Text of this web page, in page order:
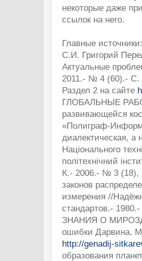
некоторые даже
ссылок на него.
Главные
С.И. Григорий
Актуальные
2011.- № 4 (60).- С.
Раздел 2 на сайте
ГЛОБАЛЬНЫЕ
развивающейся
«Полиграф-
диалектическая,
Національного
політехнічний
К.- 2006.- № 3 (18),
законов
измерения //
стандартов.-
ЗНАНИЯ О
ошибки Дарвина,
http://genadij-
образования